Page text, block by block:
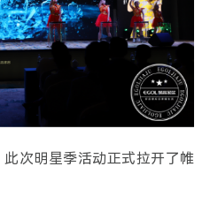
次明星季活动正式拉开了帷